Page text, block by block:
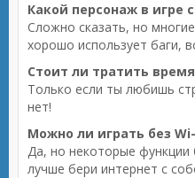
Какой персонаж в игре
Сложно сказать, но
хорошо использует баги,
Стоит ли тратить
Только если ты любишь
нет!
Можно ли играть без Wi-
Да, но некоторые функции
лучше бери интернет с